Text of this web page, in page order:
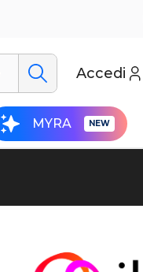
Accedi
MYRA